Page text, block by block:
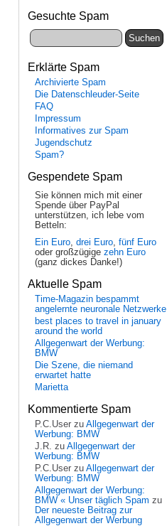
Gesuchte Spam
Erklärte Spam
Archivierte Spam
Die Datenschleuder-Seite
FAQ
Impressum
Informatives zur Spam
Jugendschutz
Spam?
Gespendete Spam
Sie können mich mit einer
Spende über PayPal
unterstützen, ich lebe vom
Betteln:
Ein Euro, drei Euro, fünf Euro
oder großzügige zehn Euro
(ganz dickes Danke!)
Aktuelle Spam
Time-Magazin bespammt
angelernte neuronale Netzwerke
best places to travel in january
around the world
Allgegenwart der Werbung:
BMW
Die Szene, die niemand
erwartet hatte
Marietta
Kommentierte Spam
P.C.User zu Allgegenwart der
Werbung: BMW
J.R. zu Allgegenwart der
Werbung: BMW
P.C.User zu Allgegenwart der
Werbung: BMW
Allgegenwart der Werbung:
BMW « Unser täglich Spam zu
Der neueste Beitrag zur
Allgegenwart der Werbung